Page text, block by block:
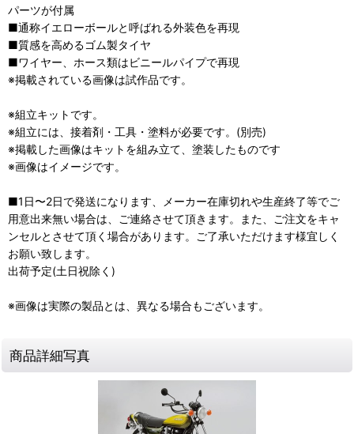
パーツが付属
■通称イエローボールと呼ばれる外装色を再現
■質感を高めるゴム製タイヤ
■ワイヤー、ホース類はビニールパイプで再現
※掲載されている画像は試作品です。
※組立キットです。
※組立には、接着剤・工具・塗料が必要です。(別売)
※掲載した画像はキットを組み立て、塗装したものです
※画像はイメージです。
■1日〜2日で発送になります、メーカー在庫切れや生産終了等でご
用意出来無い場合は、ご連絡させて頂きます。また、ご注文をキャ
ンセルとさせて頂く場合があります。ご了承いただけます様宜しく
お願い致します。
出荷予定(土日祝除く)
※画像は実際の製品とは、異なる場合もございます。
商品詳細写真